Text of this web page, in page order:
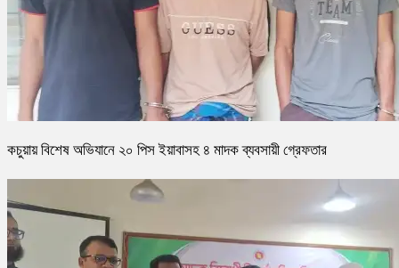
কচুয়ায় বিশেষ অভিযানে ২০ পিস ইয়াবাসহ ৪ মাদক ব্যবসায়ী গ্রেফতার